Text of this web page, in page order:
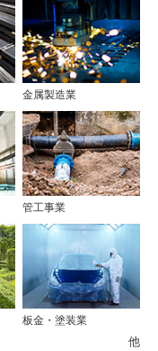
金属製造業
管工事業
板金・塗装業
他